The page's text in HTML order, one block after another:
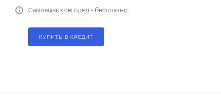
Самовывоз сегодня - бесплатно
КУПИТЬ В КРЕДИТ